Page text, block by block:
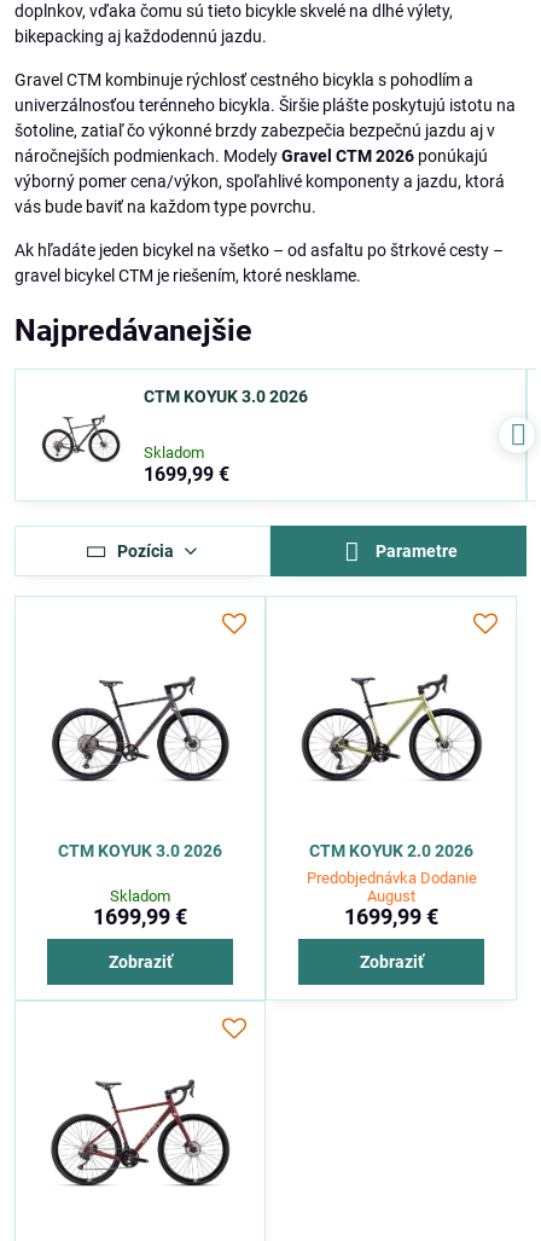
doplnkov, vďaka čomu sú tieto bicykle skvelé na dlhé výlety,
bikepacking aj každodennú jazdu.
Gravel CTM kombinuje rýchlosť cestného bicykla s pohodlím a
univerzálnosťou terénneho bicykla. Širšie plášte poskytujú istotu na
šotoline, zatiaľ čo výkonné brzdy zabezpečia bezpečnú jazdu aj v
náročnejších podmienkach. ModelyGravel CTM 2026 ponúkajú
výborný pomer cena/výkon, spoľahlivé komponenty a jazdu, ktorá
vás bude baviť na každom type povrchu.
Ak hľadáte jeden bicykel na všetko – od asfaltu po štrkové cesty –
gravel bicykel CTM je riešením, ktoré nesklame.
Najpredávanejšie
CTM KOYUK 3.0 2026
Skladom
1699,99 €
Pozícia Parametre
CTM KOYUK 3.0 2026
Skladom
1699,99 €
Zobraziť
CTM KOYUK 2.0 2026
Predobjednávka Dodanie
August
1699,99 €
Zobraziť